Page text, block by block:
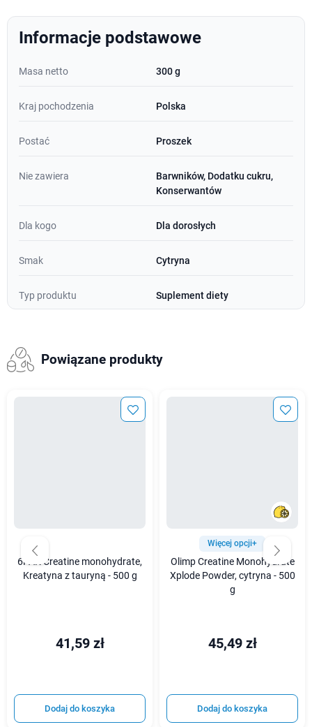
Informacje podstawowe
Masa netto 300 g
Kraj pochodzenia Polska
Postać Proszek
Nie zawiera
Barwników, Dodatku cukru,
Konserwantów
Dla kogo Dla dorosłych
Smak Cytryna
Typ produktu Suplement diety
Powiązane produkty
6PAK Creatine monohydrate,
Kreatyna z tauryną - 500 g
41,59 zł
Dodaj do koszyka
Więcej opcji+
Olimp Creatine Monohydrate
Xplode Powder, cytryna - 500
g
45,49 zł
Dodaj do koszyka